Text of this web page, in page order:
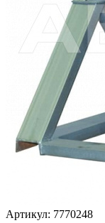
Артикул: 7770248